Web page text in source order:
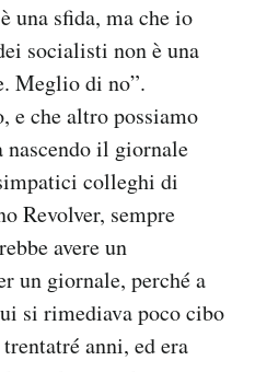
una sfida, ma che io
socialisti non è una
Meglio di no”.
e che altro possiamo
nascendo il giornale
colleghi di
Revolver, sempre
avere un
un giornale, perché a
si rimediava poco cibo
anni, ed era